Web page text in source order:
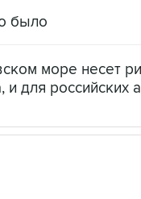
было
море несет
для российских